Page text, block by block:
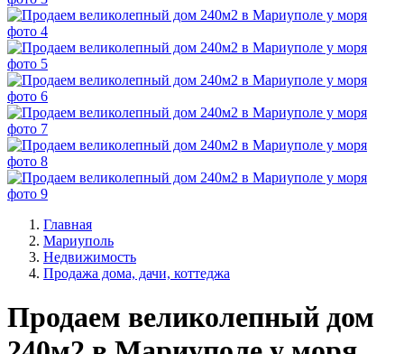
Главная
Мариуполь
Недвижимость
Продажа дома, дачи, коттеджа
Продаем великолепный дом